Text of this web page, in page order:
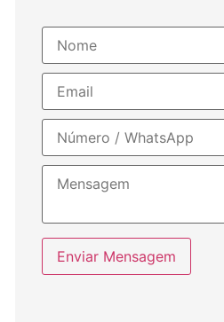
Enviar Mensagem